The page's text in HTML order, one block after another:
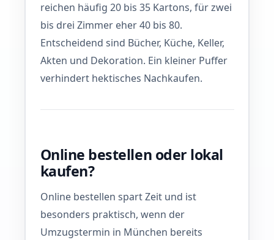
reichen häufig 20 bis 35 Kartons, für zwei
bis drei Zimmer eher 40 bis 80.
Entscheidend sind Bücher, Küche, Keller,
Akten und Dekoration. Ein kleiner Puffer
verhindert hektisches Nachkaufen.
Online bestellen oder lokal
kaufen?
Online bestellen spart Zeit und ist
besonders praktisch, wenn der
Umzugstermin in München bereits